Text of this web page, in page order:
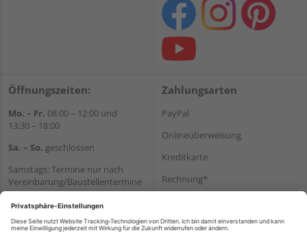
Öffnungszeiten:
Mo. – Fr. 08:00 – 12:00 und
13:30 – 18:00
Sa. – So. geschlossen
Samstags: Termine nur nach
Vereinbarung/Baustellentermine
Wir helfen Ihnen gerne
weiter
Zahlungsarten
PayPal
Onlineüberweisung
Kreditkarte
Rechnung*
Versand